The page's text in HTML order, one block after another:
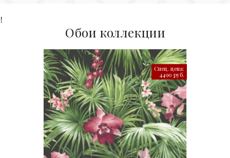
!
Обои коллекции
Спец. цена:
4490 руб.